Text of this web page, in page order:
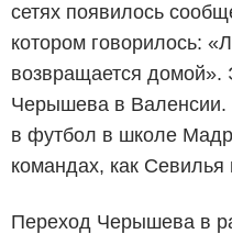
сетях появилось
котором говорилось:
возвращается домой».
Черышева в Валенсии.
в футбол в школе
командах, как
Переход Черышева в